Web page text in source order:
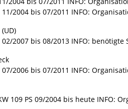
11/2004 bis 07/2011 INFO:
02/2007 bis 08/2013 INFO: benötigte
07/2006 bis 07/2011 INFO:
109 PS 09/2004 bis heute